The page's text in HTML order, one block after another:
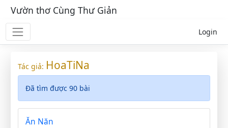
Vườn thơ Cùng Thư Giản
Login
Tác giả: HoaTiNa
Đã tìm được 90 bài
Ăn Năn